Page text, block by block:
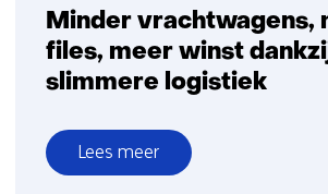
Minder vrachtwagens,
files, meer winst
slimmere logistiek
Lees meer
over